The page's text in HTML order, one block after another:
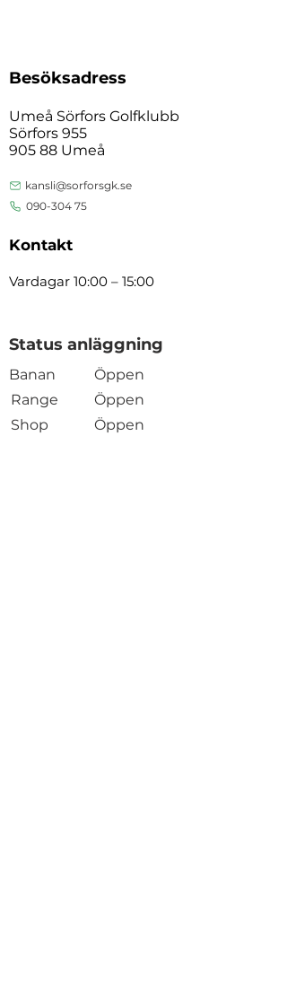
Besöksadress
Umeå Sörfors Golfklubb
Sörfors 955
905 88 Umeå
kansli@sorforsgk.se
090-304 75
Kontakt
Vardagar 10:00 – 15:00
Status anläggning
Banan
Range
Shop
Öppen
Öppen
Öppen